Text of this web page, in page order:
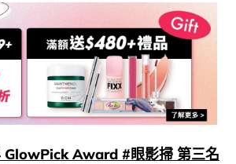
GlowPick Award #眼影掃 第三名